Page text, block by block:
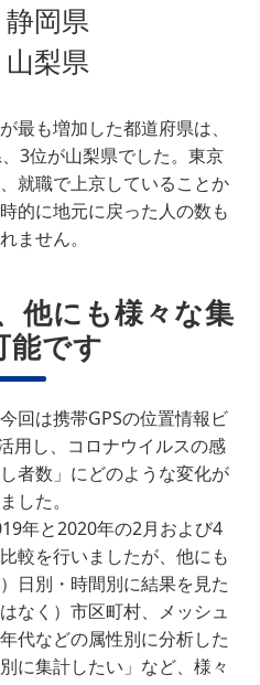
岡県
梨県
最も増加した都道府県は、
3位が山梨県でした。東京
就職で上京していることか
的に地元に戻った人の数も
ません。
他にも様々な集
能です
回は携帯GPSの位置情報ビ
用し、コロナウイルスの感
者数」にどのような変化が
した。
年と2020年の2月および4
較を行いましたが、他にも
日別・時間別に結果を見た
なく）市区町村、メッシュ
代などの属性別に分析した
に集計したい」など、様々